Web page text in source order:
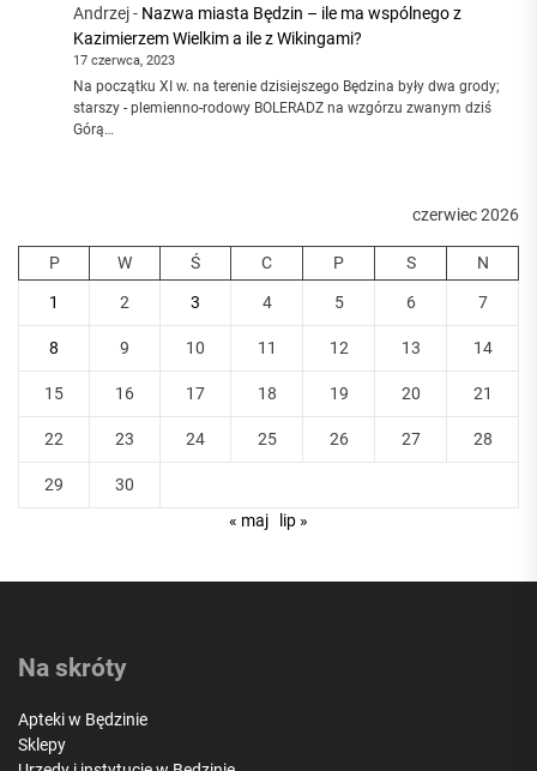
Andrzej- Nazwa miasta Będzin – ile ma wspólnego z
Kazimierzem Wielkim a ile z Wikingami?
17 czerwca, 2023
Na początku XI w. na terenie dzisiejszego Będzina były dwa grody;
starszy - plemienno-rodowy BOLERADZ na wzgórzu zwanym dziś
Górą…
czerwiec 2026
P W Ś C P S N
1 2 3 4 5 6 7
8 9 10 11 12 13 14
15 16 17 18 19 20 21
22 23 24 25 26 27 28
29
30
« maj
lip »
Na skróty
Apteki w Będzinie
Sklepy